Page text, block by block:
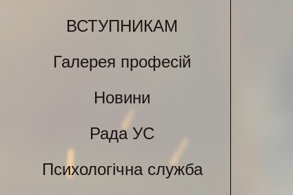
ВСТУПНИКАМ
Галерея професій
Новини
Рада УС
Психологічна служба